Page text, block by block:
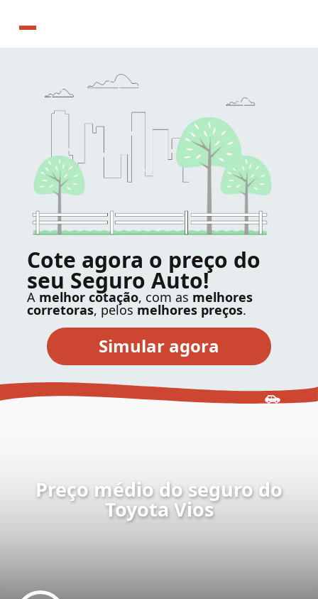
Cote agora o preço do
seu Seguro Auto!
A melhor cotação, com as melhores
corretoras, pelos melhores preços.
Preço médio do seguro do
Toyota Vios